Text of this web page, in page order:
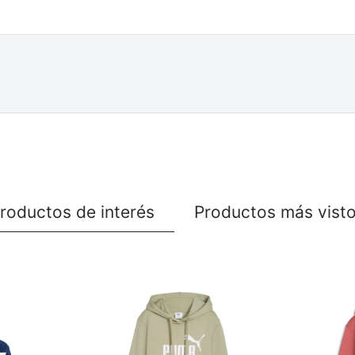
de interés Productos más